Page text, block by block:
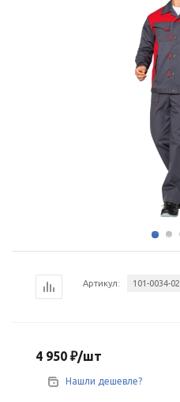
Артикул: 101-0034-02
4 950 ₽/шт
Нашли дешевле?